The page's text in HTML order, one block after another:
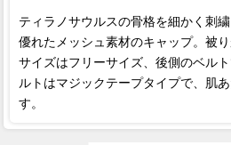
ティラノサウルスの骨格を細かく刺
優れたメッシュ素材のキャップ。被り
サイズはフリーサイズ、後側のベル
ルトはマジックテープタイプで、肌
す。